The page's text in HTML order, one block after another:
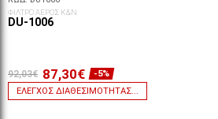
ΦΙΛΤΡΟ ΑΕΡΟΣ K&N
DU-1006
92,03€ 87,30€
-5%
ΈΛΕΓΧΟΣ ΔΙΑΘΕΣΙΜΌΤΗΤΑΣ...